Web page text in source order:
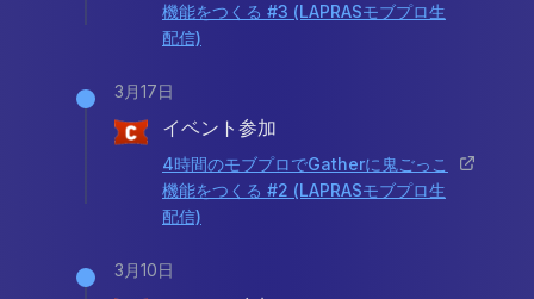
機能をつくる #3 (LAPRASモブプロ生
配信)
3月17日
イベント参加
4時間のモブプロでGatherに鬼ごっこ
機能をつくる #2 (LAPRASモブプロ生
配信)
3月10日